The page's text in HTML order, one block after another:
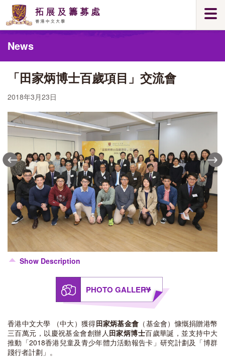
Skip
main
Main
content
News
「田家炳博士百歲項目」交流會
2018年3月23日
Show Description
PHOTO GALLERY
香港中文大學 （中大）獲得田家炳基金會 （基金會）慷慨捐贈港幣
三百萬元，以慶祝基金會創辦人田家炳博士百歲華誕，並支持中大
推動「2018香港兒童及青少年體力活動報告卡」研究計劃及「博群
踐行者計劃」。